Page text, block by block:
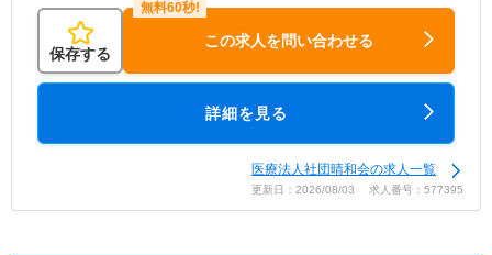
保存する
この求人を問い合わせる
詳細を見る
医療法人社団晴和会の求人一覧
更新日：2026/08/03 求人番号：577395